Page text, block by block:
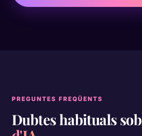
PREGUNTES FREQÜENTS
Dubtes habituals